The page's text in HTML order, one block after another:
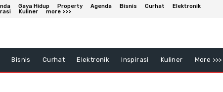
Gaya Hidup Property Agenda Bisnis Curhat
Elektronik
Kuliner more >>>
Bisnis Curhat Elektronik Inspirasi Kuliner More >>>